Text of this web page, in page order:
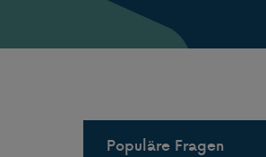
Populäre Fragen